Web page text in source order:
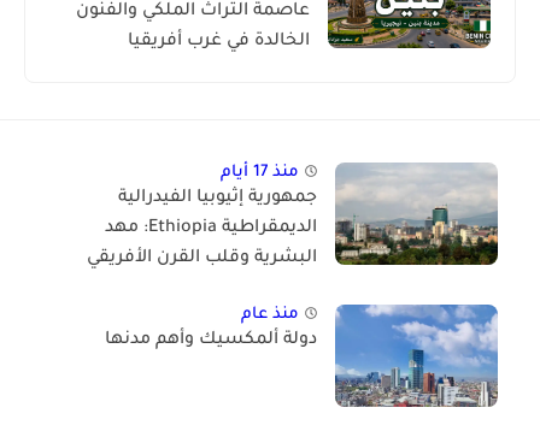
عاصمة التراث الملكي والفنون
الخالدة في غرب أفريقيا
منذ 17 أيام
جمهورية إثيوبيا الفيدرالية
الديمقراطية Ethiopia: مهد
البشرية وقلب القرن الأفريقي
منذ عام
دولة ألمكسيك وأهم مدنها